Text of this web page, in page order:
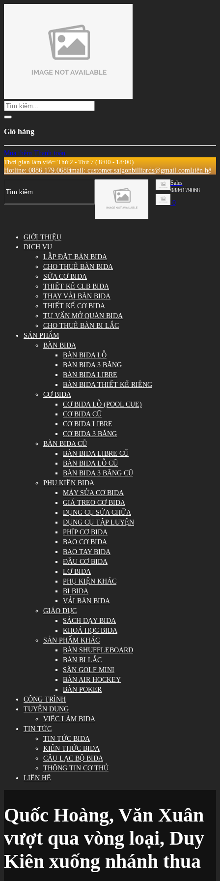
Giỏ hàng
Mua thêm Thanh toán
Thời gian làm việc: Thứ 2 - Thứ 7 ( 8:00 - 18:00)
Hotline: 0886.179.068Email: customer.saigonbilliards@gmail.comLiên hệ
Sales
0886179068
0
GIỚI THIỆU
DỊCH VỤ
LẮP ĐẶT BÀN BIDA
CHO THUÊ BÀN BIDA
SỬA CƠ BIDA
THIẾT KẾ CLB BIDA
THAY VẢI BÀN BIDA
THIẾT KẾ CƠ BIDA
TƯ VẤN MỞ QUÁN BIDA
CHO THUÊ BÀN BI LẮC
SẢN PHẨM
BÀN BIDA
BÀN BIDA LỖ
BÀN BIDA 3 BĂNG
BÀN BIDA LIBRE
BÀN BIDA THIẾT KẾ RIÊNG
CƠ BIDA
CƠ BIDA LỖ (POOL CUE)
CƠ BIDA CŨ
CƠ BIDA LIBRE
CƠ BIDA 3 BĂNG
BÀN BIDA CŨ
BÀN BIDA LIBRE CŨ
BÀN BIDA LỖ CŨ
BÀN BIDA 3 BĂNG CŨ
PHỤ KIỆN BIDA
MÁY SỬA CƠ BIDA
GIÁ TREO CƠ BIDA
DỤNG CỤ SỬA CHỮA
DỤNG CỤ TẬP LUYỆN
PHÍP CƠ BIDA
BAO CƠ BIDA
BAO TAY BIDA
ĐẦU CƠ BIDA
LƠ BIDA
PHỤ KIỆN KHÁC
BI BIDA
VẢI BÀN BIDA
GIÁO DỤC
SÁCH DẠY BIDA
KHOÁ HỌC BIDA
SẢN PHẨM KHÁC
BÀN SHUFFLEBOARD
BÀN BI LẮC
SÂN GOLF MINI
BÀN AIR HOCKEY
BÀN POKER
CÔNG TRÌNH
TUYỂN DỤNG
VIỆC LÀM BIDA
TIN TỨC
TIN TỨC BIDA
KIẾN THỨC BIDA
CÂU LẠC BỘ BIDA
THÔNG TIN CƠ THỦ
LIÊN HỆ
Quốc Hoàng, Văn Xuân
vượt qua vòng loại, Duy
Kiên xuống nhánh thua